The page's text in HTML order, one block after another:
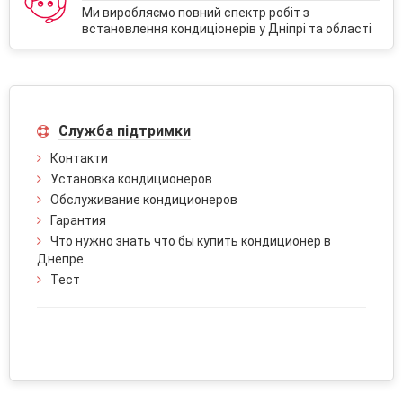
Ми виробляємо повний спектр робіт з
встановлення кондиціонерів у Дніпрі та області
Служба підтримки
Контакти
Установка кондиционеров
Обслуживание кондиционеров
Гарантия
Что нужно знать что бы купить кондиционер в
Днепре
Тест